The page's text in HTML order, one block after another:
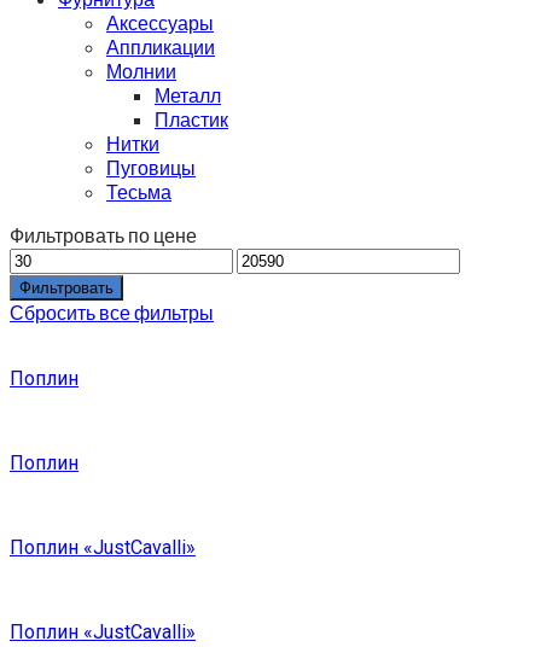
Аксессуары
Аппликации
Молнии
Металл
Пластик
Нитки
Пуговицы
Тесьма
Фильтровать по цене
Фильтровать
Сбросить все фильтры
Поплин
Поплин
Поплин «JustCavalli»
Поплин «JustCavalli»